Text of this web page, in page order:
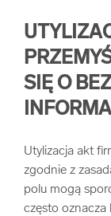
SIĘ O
Utylizacja akt
zgodnie z
polu mogą
często oznacza